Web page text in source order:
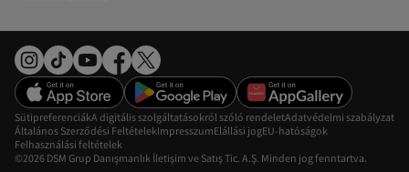
©2026 DSM Grup Danışmanlık İletişim ve Satış Tic. A.Ş. Minden jog fenntartva.
SütipreferenciákA digitális szolgáltatásokról szóló rendeletAdatvédelmi szabályzat
Általános Szerződési FeltételekImpresszumElállási jogEU-hatóságok
Felhasználási feltételek